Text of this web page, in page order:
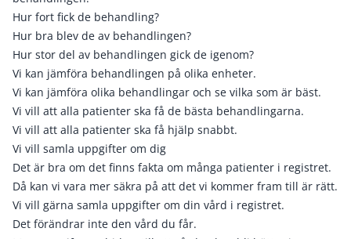
Hur fort fick de behandling?
Hur bra blev de av behandlingen?
Hur stor del av behandlingen gick de igenom?
Vi kan jämföra behandlingen på olika enheter.
Vi kan jämföra olika behandlingar och se vilka som är bäst.
Vi vill att alla patienter ska få de bästa behandlingarna.
Vi vill att alla patienter ska få hjälp snabbt.
Vi vill samla uppgifter om dig
Det är bra om det finns fakta om många patienter i registret.
Då kan vi vara mer säkra på att det vi kommer fram till är rätt.
Vi vill gärna samla uppgifter om din vård i registret.
Det förändrar inte den vård du får.